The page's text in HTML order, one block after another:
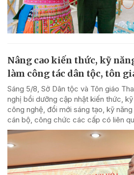
Nâng cao kiến thức, kỹ
làm công tác dân tộc, tôn
Sáng 5/8, Sở Dân tộc và Tôn giáo
nghị bồi dưỡng cập nhật kiến thức, kỹ
công nghệ, đổi mới sáng tạo, kỹ
cán bộ, công chức các cấp có liên